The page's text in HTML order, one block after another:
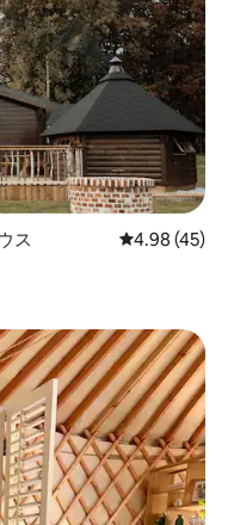
ス レビュー45
4.98 (45)